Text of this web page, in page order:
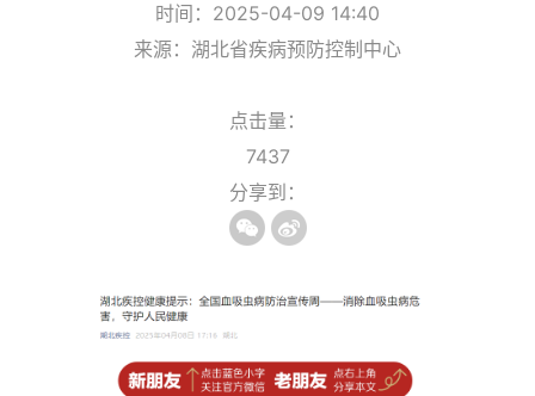
时间：2025-04-09 14:40
来源：湖北省疾病预防控制中心
点击量：
7437
分享到：